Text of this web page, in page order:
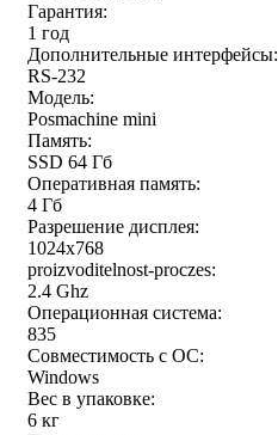
Гарантия:
1 год
Дополнительные интерфейсы:
RS-232
Модель:
Posmachine mini
Память:
SSD 64 Гб
Оперативная память:
4 Гб
Разрешение дисплея:
1024x768
proizvoditelnost-proczes:
2.4 Ghz
Операционная система:
835
Совместимость с ОС:
Windows
Вес в упаковке:
6 кг